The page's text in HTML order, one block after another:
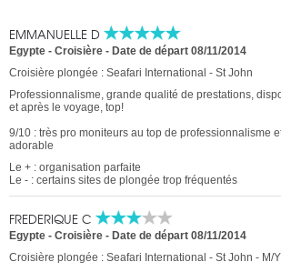
EMMANUELLE D
Egypte - Croisière - Date de départ 08/11/2014
Croisière plongée : Seafari International - St John
Professionnalisme, grande qualité de prestations,
et après le voyage, top!
9/10 : très pro moniteurs au top de professionnalisme
adorable
Le + : organisation parfaite
Le - : certains sites de plongée trop fréquentés
FREDERIQUE C
Egypte - Croisière - Date de départ 08/11/2014
Croisière plongée : Seafari International - St John - M/